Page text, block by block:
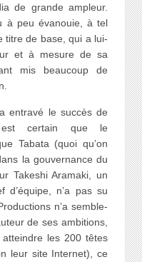
de grande ampleur.
à peu évanouie, à tel
titre de base, qui a lui-
et à mesure de sa
mis beaucoup de
entravé le succès de
certain que le
Tabata (quoi qu’on
la gouvernance du
Takeshi Aramaki, un
d’équipe, n’a pas su
n’a semble-
de ses ambitions,
les 200 têtes
leur site Internet), ce